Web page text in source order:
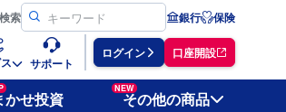
索 銀行 保険
サポート
ログイン 口座開設
かせ投資
NEW
その他の商品